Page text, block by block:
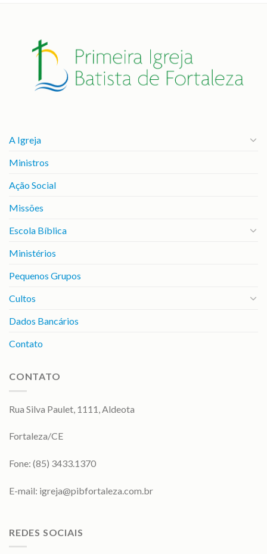
A Igreja
Ministros
Ação Social
Missões
Escola Bíblica
Ministérios
Pequenos Grupos
Cultos
Dados Bancários
Contato
CONTATO
Rua Silva Paulet, 1111, Aldeota
Fortaleza/CE
Fone: (85) 3433.1370
E-mail: igreja@pibfortaleza.com.br
REDES SOCIAIS